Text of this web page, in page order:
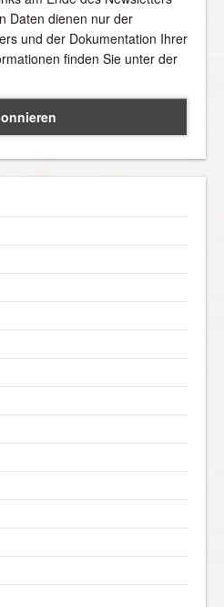
Daten dienen nur der
und der Dokumentation Ihrer
finden Sie unter der